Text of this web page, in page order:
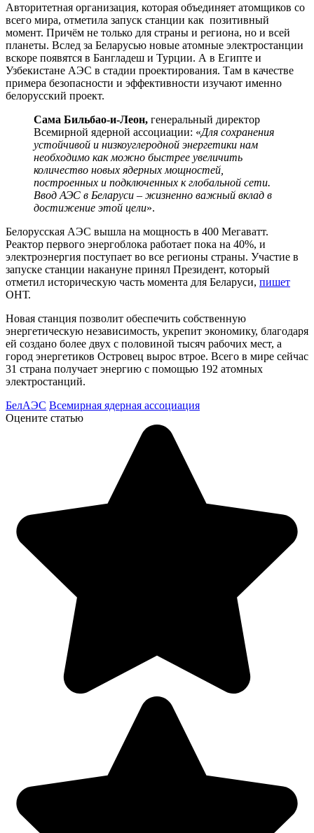
Авторитетная организация, которая объединяет атомщиков со
всего мира, отметила запуск станции как позитивный
момент. Причём не только для страны и региона, но и всей
планеты. Вслед за Беларусью новые атомные электростанции
вскоре появятся в Бангладеш и Турции. А в Египте и
Узбекистане АЭС в стадии проектирования. Там в качестве
примера безопасности и эффективности изучают именно
белорусский проект.
Сама Бильбао-и-Леон, генеральный директор
Всемирной ядерной ассоциации: «Для сохранения
устойчивой и низкоуглеродной энергетики нам
необходимо как можно быстрее увеличить
количество новых ядерных мощностей,
построенных и подключенных к глобальной сети.
Ввод АЭС в Беларуси – жизненно важный вклад в
достижение этой цели».
Белорусская АЭС вышла на мощность в 400 Мегаватт.
Реактор первого энергоблока работает пока на 40%, и
электроэнергия поступает во все регионы страны. Участие в
запуске станции накануне принял Президент, который
отметил историческую часть момента для Беларуси, пишет
ОНТ.
Новая станция позволит обеспечить собственную
энергетическую независимость, укрепит экономику, благодаря
ей создано более двух с половиной тысяч рабочих мест, а
город энергетиков Островец вырос втрое. Всего в мире сейчас
31 страна получает энергию с помощью 192 атомных
электростанций.
БелАЭС Всемирная ядерная ассоциация
Оцените статью